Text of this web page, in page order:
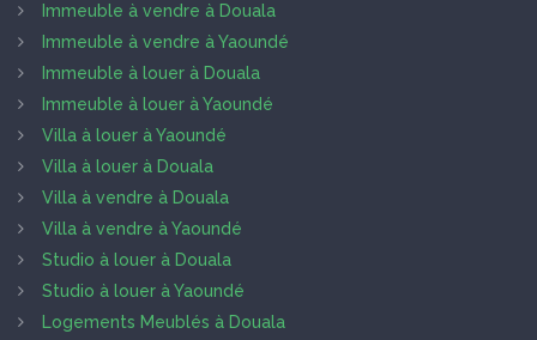
Immeuble à vendre à Douala
Immeuble à vendre à Yaoundé
Immeuble à louer à Douala
Immeuble à louer à Yaoundé
Villa à louer à Yaoundé
Villa à louer à Douala
Villa à vendre à Douala
Villa à vendre à Yaoundé
Studio à louer à Douala
Studio à louer à Yaoundé
Logements Meublés à Douala